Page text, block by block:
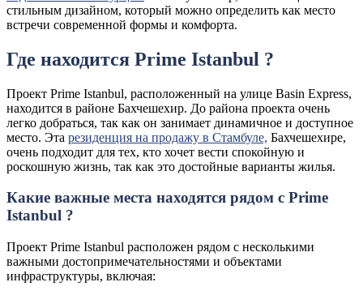
стильным дизайном, который можно определить как место
встречи современной формы и комфорта.
Где находится Prime Istanbul ?
Проект Prime Istanbul, расположенный на улице Basin Express,
находится в районе Бахчешехир. До района проекта очень
легко добраться, так как он занимает динамичное и доступное
место. Эта резиденция на продажу в Стамбуле, Бахчешехире,
очень подходит для тех, кто хочет вести спокойную и
роскошную жизнь, так как это достойные варианты жилья.
Какие важные места находятся рядом с Prime
Istanbul ?
Проект Prime Istanbul расположен рядом с несколькими
важными достопримечательностями и объектами
инфраструктуры, включая: